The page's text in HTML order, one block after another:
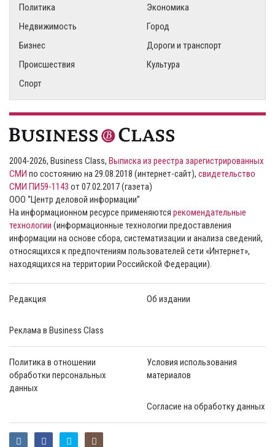
Политика
Экономика
Недвижимость
Город
Бизнес
Дороги и транспорт
Происшествия
Культура
Спорт
2004-2026, Business Class, Выписка из реестра зарегистрированных
СМИ по состоянию на 29.08.2018 (интернет-сайт), свидетельство
СМИ ПИ59-1143 от 07.02.2017 (газета)
ООО “Центр деловой информации”
На информационном ресурсе применяются рекомендательные
технологии (информационные технологии предоставления
информации на основе сбора, систематизации и анализа сведений,
относящихся к предпочтениям пользователей сети «Интернет»,
находящихся на территории Российской Федерации).
Редакция Об издании
Реклама в Business Class
Политика в отношении
обработки персональных
данных
Условия использования
материалов
Согласие на обработку данных